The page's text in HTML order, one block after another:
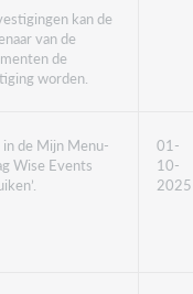
kan de
van de
de
worden.
de Mijn Menu-
Wise Events
01-
10-
2025